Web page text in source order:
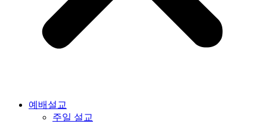
예배설교
주일 설교